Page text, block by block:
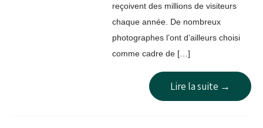
reçoivent des millions de visiteurs
chaque année. De nombreux
photographes l’ont d’ailleurs choisi
comme cadre de […]
Lire la suite →